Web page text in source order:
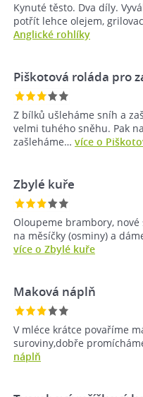
Kynuté těsto. Dva díly.
potřít lehce olejem,
Anglické rohlíky
Piškotová roláda pro
Z bílků ušleháme sníh a
velmi tuhého sněhu. Pak
zašleháme… více o
Zbylé kuře
Oloupeme brambory,
na měsíčky (osminy) a
více o Zbylé kuře
Maková náplň
V mléce krátce povaříme
suroviny,dobře
náplň